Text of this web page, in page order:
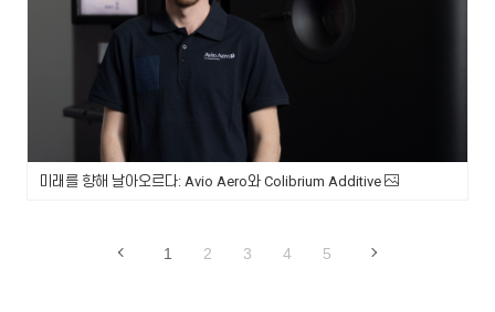
미래를 향해 날아오르다: Avio Aero와 Colibrium Additive
1 2 3 4 5